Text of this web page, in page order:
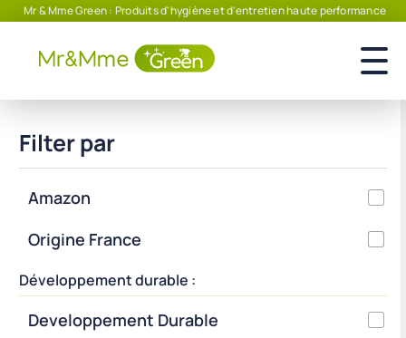
Mr & Mme Green : Produits d'hygiène et d'entretien haute performance
Filter par
Amazon
Origine France
Développement durable :
Developpement Durable